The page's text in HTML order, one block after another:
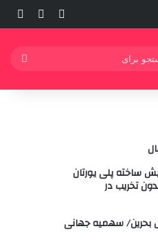
ورود نوشته
ساخته پلی یورتان
تخریب در
بحرین/ سهمیه جهانی